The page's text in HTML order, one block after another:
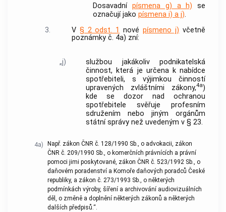
Dosavadnípísmena g) a h) se
označují jakopísmena i) a j).
3.
V § 2 odst. 1 novépísmeno j) včetně
poznámky č. 4a) zní:
„j)
službou jakákoliv podnikatelská
činnost, která je určena k nabídce
spotřebiteli, s výjimkou činností
upravených zvláštními zákony,4a)
kde se dozor nad ochranou
spotřebitele svěřuje profesním
sdružením nebo jiným orgánům
státní správy než uvedeným v § 23.
4a)
Např. zákon ČNR č. 128/1990 Sb., o advokacii, zákon
ČNR č. 209/1990 Sb., o komerčních právnících a právní
pomoci jimi poskytované, zákon ČNR č. 523/1992 Sb., o
daňovém poradenství a Komoře daňových poradců České
republiky, a zákon č. 273/1993 Sb., o některých
podmínkách výroby, šíření a archivování audiovizuálních
děl, o změně a doplnění některých zákonů a některých
dalších předpisů.“.